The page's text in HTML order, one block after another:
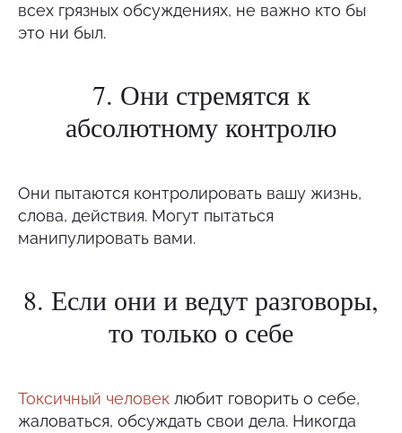
всех грязных обсуждениях, не важно кто бы
это ни был.
7. Они стремятся к
абсолютному контролю
Они пытаются контролировать вашу жизнь,
слова, действия. Могут пытаться
манипулировать вами.
8. Если они и ведут разговоры,
то только о себе
Токсичный человек любит говорить о себе,
жаловаться, обсуждать свои дела. Никогда